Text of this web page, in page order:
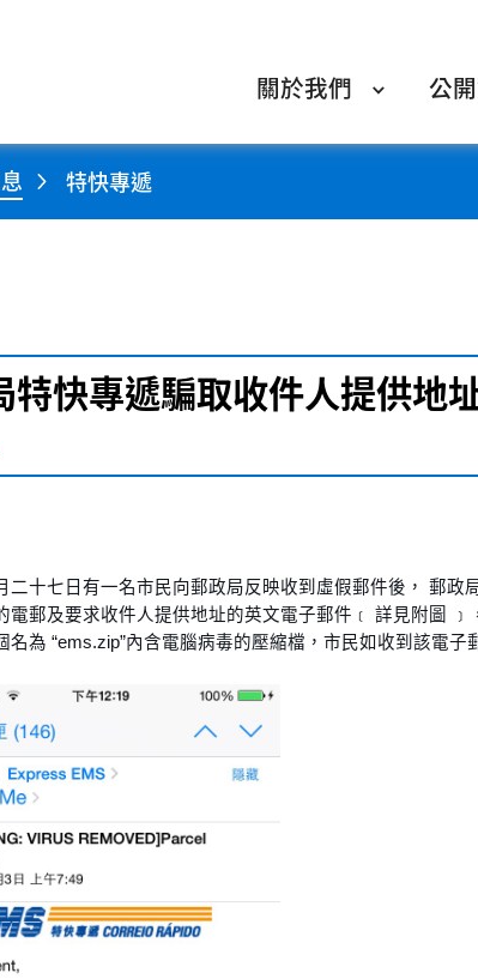
關於我們 公
特快專遞
特快專遞騙取收件人提供地
二十七日有一名市民向郵政局反映收到虛假郵件後， 郵政
電郵及要求收件人提供地址的英文電子郵件﹝ 詳見附圖
名為 “ems.zip”內含電腦病毒的壓縮檔，市民如收到該電子